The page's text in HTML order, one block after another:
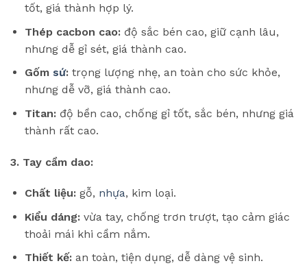
tốt, giá thành hợp lý.
Thép cacbon cao:độ sắc bén cao, giữ cạnh lâu,
nhưng dễ gỉ sét, giá thành cao.
Gốm sứ:trọng lượng nhẹ, an toàn cho sức khỏe,
nhưng dễ vỡ, giá thành cao.
Titan:độ bền cao, chống gỉ tốt, sắc bén, nhưng giá
thành rất cao.
3. Tay cầm dao:
Chất liệu:gỗ, nhựa, kim loại.
Kiểu dáng:vừa tay, chống trơn trượt, tạo cảm giác
thoải mái khi cầm nắm.
Thiết kế:an toàn, tiện dụng, dễ dàng vệ sinh.